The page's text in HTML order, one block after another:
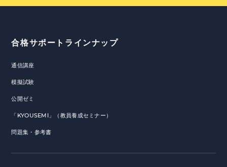
合格サポートラインナップ
通信講座
模擬試験
公開ゼミ
「KYOUSEMI」（教員養成セミナー）
問題集・参考書